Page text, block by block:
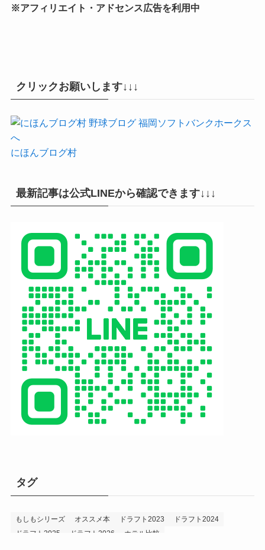
※アフィリエイト・アドセンス広告を利用中
クリックお願いします↓↓↓
にほんブログ村
最新記事は公式LINEから確認できます↓↓↓
タグ
もしもシリーズ オススメ本 ドラフト2023
ドラフト2024
ドラフト2025
ドラフト2026
ホテル比較